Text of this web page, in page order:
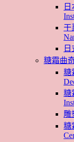
干
糖霜曲
糖
糖
雕
糖